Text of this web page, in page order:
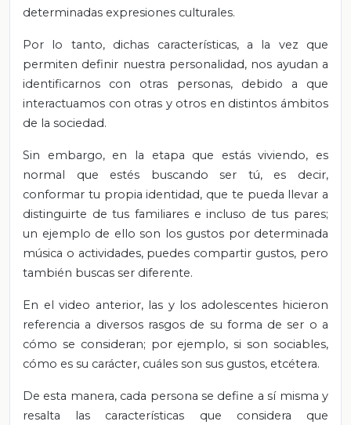
determinadas expresiones culturales.
Por lo tanto, dichas características, a la vez que
permiten definir nuestra personalidad, nos ayudan a
identificarnos con otras personas, debido a que
interactuamos con otras y otros en distintos ámbitos
de la sociedad.
Sin embargo, en la etapa que estás viviendo, es
normal que estés buscando ser tú, es decir,
conformar tu propia identidad, que te pueda llevar a
distinguirte de tus familiares e incluso de tus pares;
un ejemplo de ello son los gustos por determinada
música o actividades, puedes compartir gustos, pero
también buscas ser diferente.
En el video anterior, las y los adolescentes hicieron
referencia a diversos rasgos de su forma de ser o a
cómo se consideran; por ejemplo, si son sociables,
cómo es su carácter, cuáles son sus gustos, etcétera.
De esta manera, cada persona se define a sí misma y
resalta las características que considera que